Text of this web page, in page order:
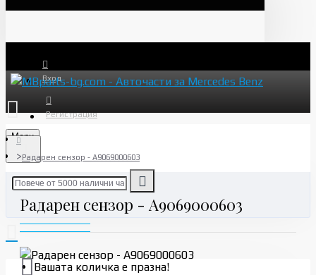
Вход
Регистрация
Menu
Вашата количка е празна!
Радарен сензор - A9069000603
Радарен сензор - A9069000603